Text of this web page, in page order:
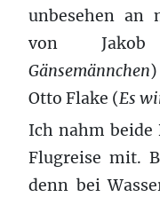
unbesehen an
von
Gänsemännchen
Otto Flake (Es
Ich nahm beide
Flugreise mit.
denn bei